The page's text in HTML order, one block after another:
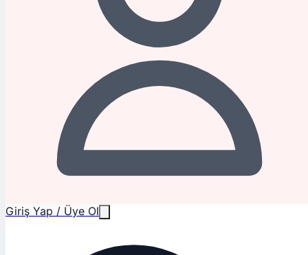
Giriş Yap / Üye Ol